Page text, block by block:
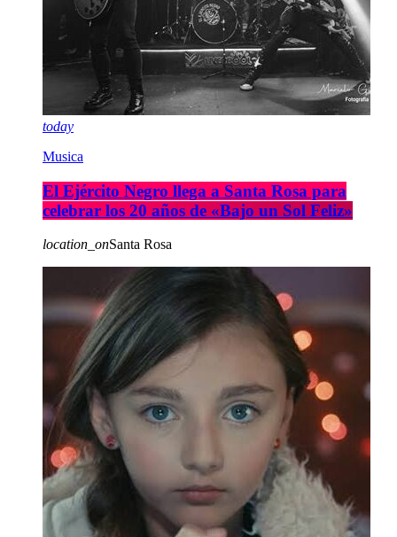
today
Musica
El Ejército Negro llega a Santa Rosa para
celebrar los 20 años de «Bajo un Sol Feliz»
location_onSanta Rosa